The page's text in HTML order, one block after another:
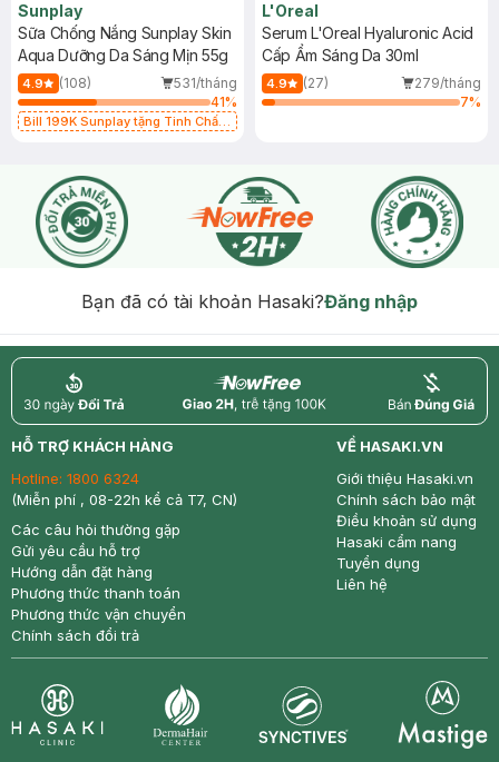
Sunplay
Sữa Chống Nắng Sunplay Skin
Aqua Dưỡng Da Sáng Mịn 55g
4.9 (108)
531/tháng
41%
Bill 199K Sunplay tặng Tinh Chất
L'Oreal
Serum L'Oreal Hyaluronic Acid
Cấp Ẩm Sáng Da 30ml
4.9 (27)
279/tháng
7%
Bạn đã có tài khoản Hasaki?Đăng nhập
return nowfree price
HỖ TRỢ KHÁCH HÀNG
Hotline: 1800 6324
(Miễn phí , 08-22h kể cả T7, CN)
Các câu hỏi thường gặp
Gửi yêu cầu hỗ trợ
Hướng dẫn đặt hàng
Phương thức thanh toán
Phương thức vận chuyển
Chính sách đổi trả
VỀ HASAKI.VN
Giới thiệu Hasaki.vn
Chính sách bảo mật
Điều khoản sử dụng
Hasaki cẩm nang
Tuyển dụng
Liên hệ